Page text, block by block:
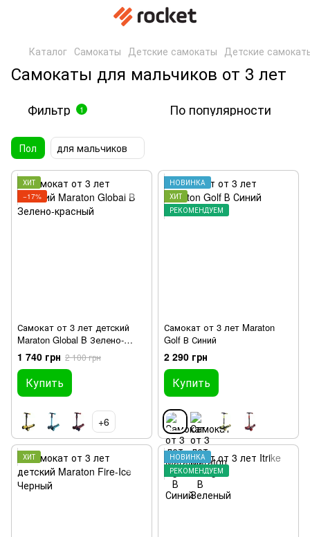
Каталог Самокаты Детские самокаты Детские
Самокаты для мальчиков от 3 лет
Фильтр 1 По популярности
Пол для мальчиков
ХИТ
−17%
Самокат от 3 лет детский
Maraton Global B Зелено-
красный
1 740 грн 2 100 грн
Купить
+6
НОВИНКА
ХИТ
РЕКОМЕНДУЕМ
Самокат от 3 лет Maraton
Golf В Синий
2 290 грн
Купить
ХИТ
НОВИНКА
РЕКОМЕНДУЕМ